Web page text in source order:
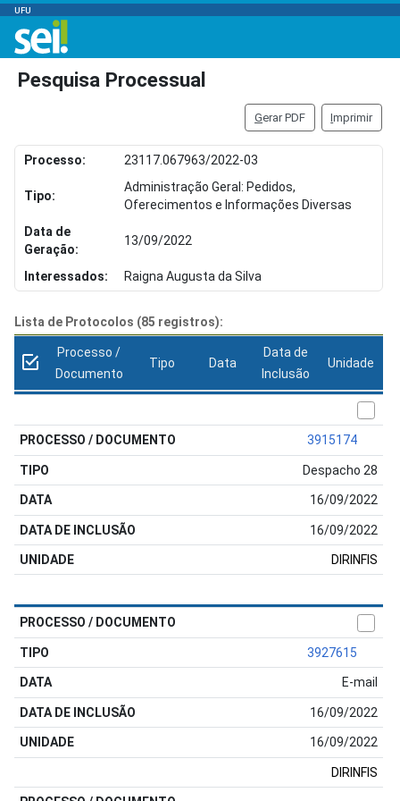
UFU
Pesquisa Processual
Gerar PDF Imprimir
Processo: 23117.067963/2022-03
Tipo:
Administração Geral: Pedidos,
Oferecimentos e Informações Diversas
Data de
Geração:
13/09/2022
Interessados: Raigna Augusta da Silva
Lista de Protocolos (85 registros):
Processo /
Documento
Tipo Data
Data de
Inclusão
Unidade
3915174
Despacho 28
16/09/2022
16/09/2022
DIRINFIS
3927615
E-mail
16/09/2022
16/09/2022
DIRINFIS